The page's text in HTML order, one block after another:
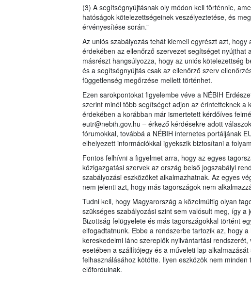
(3) A segítségnyújtásnak oly módon kell történnie,
hatóságok kötelezettségeinek veszélyeztetése, és
érvényesítése során.”
Az uniós szabályozás tehát kiemeli egyrészt azt,
érdekében az ellenőrző szervezet segítséget nyújthat
másrészt hangsúlyozza, hogy az uniós kötelezettség
és a segítségnyújtás csak az ellenőrző szerv
függetlenség megőrzése mellett történhet.
Ezen sarokpontokat figyelembe véve a NÉBIH
szerint minél több segítséget adjon az érintetteknek a
érdekében a korábban már ismertetett kérdőíves
eutr@nebih.gov.hu – érkező kérdésekre adott
fórumokkal, továbbá a NÉBIH internetes portáljának
elhelyezett információkkal igyekszik biztosítani a
Fontos felhívni a figyelmet arra, hogy az egyes
közigazgatási szervek az ország belső jogszabályi
szabályozási eszközöket alkalmazhatnak. Az egyes
nem jelenti azt, hogy más tagországok nem
Tudni kell, hogy Magyarország a közelmúltig olyan
szükséges szabályozási szint sem valósult meg, így
Bizottság felügyelete és más tagországokkal történt
elfogadtatnunk. Ebbe a rendszerbe tartozik az, hogy
kereskedelmi lánc szereplők nyilvántartási
esetében a szállítójegy és a műveleti lap
felhasználásához kötötte. Ilyen eszközök nem
előfordulnak.